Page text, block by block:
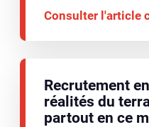
Consulter l'article
Recrutement
réalités du
partout en ce